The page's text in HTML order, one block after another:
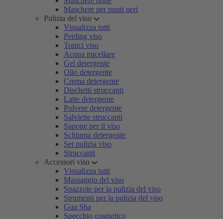
Maschere per punti neri
Pulizia del viso
Visualizza tutti
Peeling viso
Tonici viso
Acqua micellare
Gel detergente
Olio detergente
Crema detergente
Dischetti struccanti
Latte detergente
Polvere detergente
Salviette struccanti
Sapone per il viso
Schiuma detergente
Set pulizia viso
Struccanti
Accessori viso
Visualizza tutti
Massaggio del viso
Spazzole per la pulizia del viso
Strumenti per la pulizia del viso
Gua Sha
Specchio cosmetico